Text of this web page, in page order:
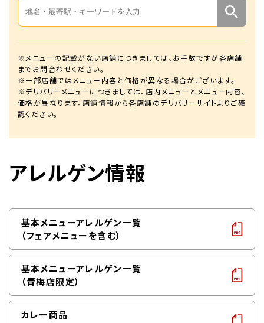
※メニューの記載がない店舗につきましては、お手数ですが各店舗
までお問合わせください。
※一部店舗ではメニュー内容と価格が異なる場合がございます。
※デリバリーメニューにつきましては、店内メニューとメニュー内容、
価格が異なります。店舗情報から各店舗のデリバリーサイトよりご確
認ください。
アレルゲン情報
基本メニューアレルゲン一覧
（フェアメニューを含む）
基本メニューアレルゲン一覧
（青梅店限定）
カレー商品